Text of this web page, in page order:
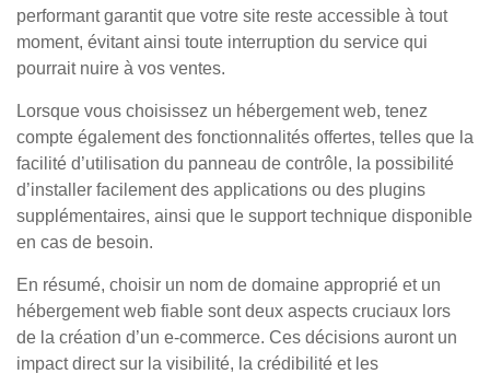
performant garantit que votre site reste accessible à tout
moment, évitant ainsi toute interruption du service qui
pourrait nuire à vos ventes.
Lorsque vous choisissez un hébergement web, tenez
compte également des fonctionnalités offertes, telles que la
facilité d’utilisation du panneau de contrôle, la possibilité
d’installer facilement des applications ou des plugins
supplémentaires, ainsi que le support technique disponible
en cas de besoin.
En résumé, choisir un nom de domaine approprié et un
hébergement web fiable sont deux aspects cruciaux lors
de la création d’un e-commerce. Ces décisions auront un
impact direct sur la visibilité, la crédibilité et les